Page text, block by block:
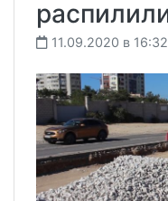
11.09.2020 в 16:32